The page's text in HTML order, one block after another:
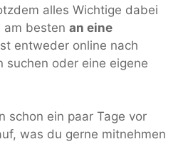
alles Wichtige dabei
am besten an eine
entweder online nach
suchen oder eine eigene
schon ein paar Tage vor
was du gerne mitnehmen